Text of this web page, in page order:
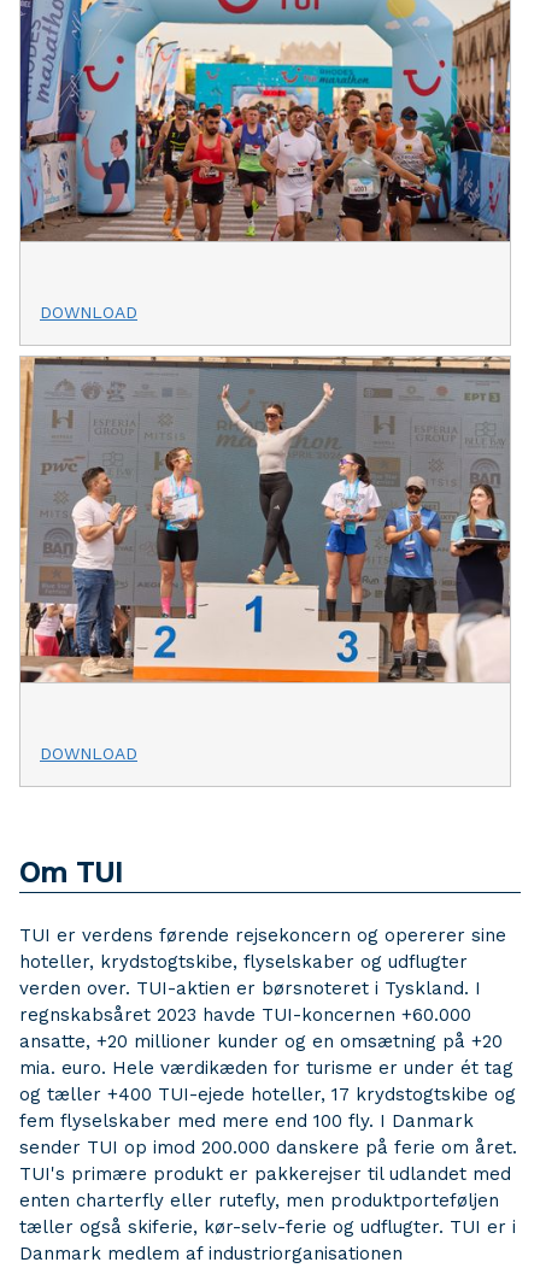
DOWNLOAD
DOWNLOAD
Om TUI
TUI er verdens førende rejsekoncern og opererer sine
hoteller, krydstogtskibe, flyselskaber og udflugter
verden over. TUI-aktien er børsnoteret i Tyskland. I
regnskabsåret 2023 havde TUI-koncernen +60.000
ansatte, +20 millioner kunder og en omsætning på +20
mia. euro. Hele værdikæden for turisme er under ét tag
og tæller +400 TUI-ejede hoteller, 17 krydstogtskibe og
fem flyselskaber med mere end 100 fly. I Danmark
sender TUI op imod 200.000 danskere på ferie om året.
TUI's primære produkt er pakkerejser til udlandet med
enten charterfly eller rutefly, men produktporteføljen
tæller også skiferie, kør-selv-ferie og udflugter. TUI er i
Danmark medlem af industriorganisationen